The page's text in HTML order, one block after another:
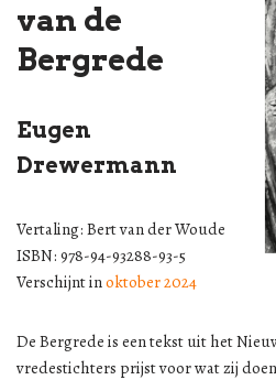
van de
Bergrede
Eugen
Drewermann
Vertaling: Bert van der Woude
ISBN: 978-94-93288-93-5
Verschijnt inoktober 2024
De Bergrede is een tekst uit het
vredestichters prijst voor wat zij